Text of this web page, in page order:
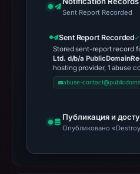
Sent Report Recorded
Sent Report Recorded
Stored sent-report record
Ltd. d/b/a
hosting provider, 1 abuse
abuse-
Публикация и
Опубликовано